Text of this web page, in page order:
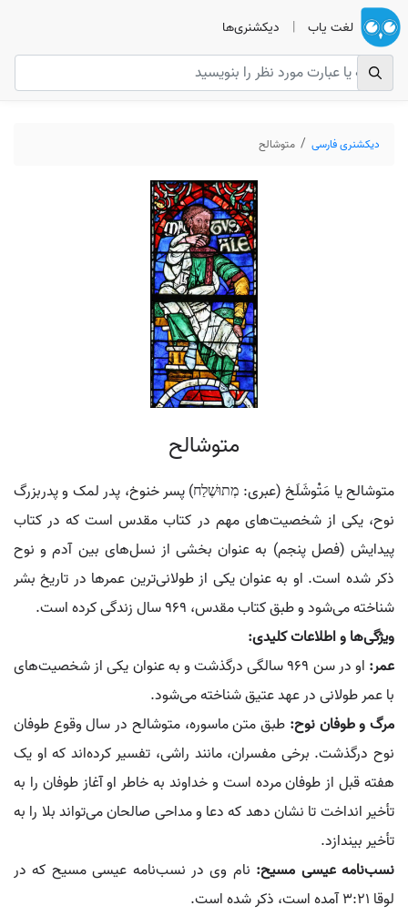
لغت یاب | دیکشنری‌ها
دیکشنری فارسی متوشالح
متوشالح
متوشالح یا مَتْوشَلَخ (عبری: מְתוּשֶׁלַח) پسر خنوخ، پدر لمک و پدربزرگ
نوح، یکی از شخصیت‌های مهم در کتاب مقدس است که در کتاب
پیدایش (فصل پنجم) به عنوان بخشی از نسل‌های بین آدم و نوح
ذکر شده است. او به عنوان یکی از طولانی‌ترین عمرها در تاریخ بشر
شناخته می‌شود و طبق کتاب مقدس، 969 سال زندگی کرده است.
ویژگی‌ها و اطلاعات کلیدی:
عمر:
او در سن 969 سالگی درگذشت و به عنوان یکی از شخصیت‌های
با عمر طولانی در عهد عتیق شناخته می‌شود.
مرگ و طوفان نوح: طبق متن ماسوره، متوشالح در سال وقوع طوفان
نوح درگذشت. برخی مفسران، مانند راشی، تفسیر کرده‌اند که او یک
هفته قبل از طوفان مرده است و خداوند به خاطر او آغاز طوفان را به
تأخیر انداخت تا نشان دهد که دعا و مداحی صالحان می‌تواند بلا را به
تأخیر بیندازد.
نسب‌نامه عیسی مسیح: نام وی در نسب‌نامه عیسی مسیح که در
لوقا ۳:۲۱ آمده است، ذکر شده است.